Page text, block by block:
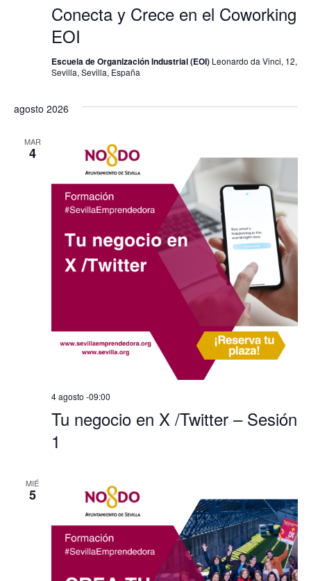
Conecta y Crece en el Coworking
EOI
Escuela de Organización Industrial (EOI) Leonardo da Vinci, 12,
Sevilla, Sevilla, España
agosto 2026
MAR
4
Tu negocio en X /Twitter – Sesión
1
4 agosto -09:00
MIÉ
5